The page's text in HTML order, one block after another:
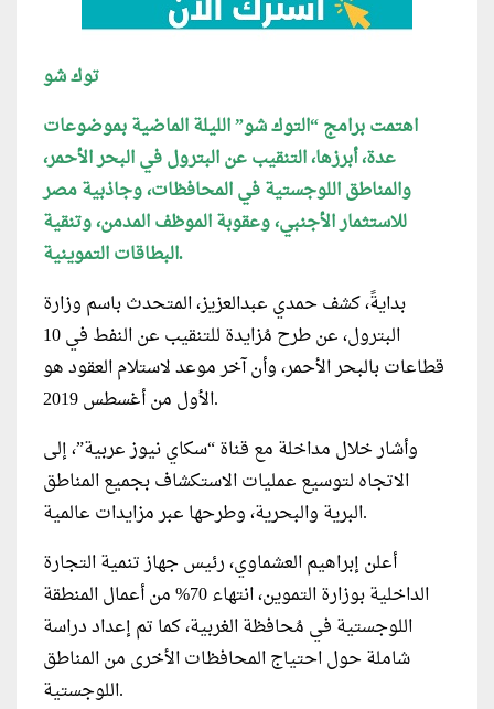
توك شو
اهتمت برامج “التوك شو” الليلة الماضية بموضوعات
عدة، أبرزها، التنقيب عن البترول في البحر الأحمر،
والمناطق اللوجستية في المحافظات، وجاذبية مصر
للاستثمار الأجنبي، وعقوبة الموظف المدمن، وتنقية
البطاقات التموينية.
بدايةً، كشف حمدي عبدالعزيز، المتحدث باسم وزارة
البترول، عن طرح مُزايدة للتنقيب عن النفط في 10
قطاعات بالبحر الأحمر، وأن آخر موعد لاستلام العقود هو
الأول من أغسطس 2019.
وأشار خلال مداخلة مع قناة “سكاي نيوز عربية”، إلى
الاتجاه لتوسيع عمليات الاستكشاف بجميع المناطق
البرية والبحرية، وطرحها عبر مزايدات عالمية.
أعلن إبراهيم العشماوي، رئيس جهاز تنمية التجارة
الداخلية بوزارة التموين، انتهاء 70% من أعمال المنطقة
اللوجستية في مُحافظة الغربية، كما تم إعداد دراسة
شاملة حول احتياج المحافظات الأخرى من المناطق
اللوجستية.